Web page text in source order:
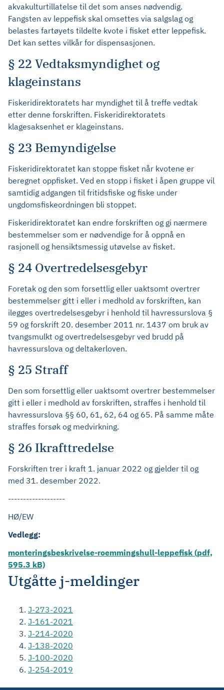
akvakulturtillatelse til det som anses nødvendig.
Fangsten av leppefisk skal omsettes via salgslag og
belastes fartøyets tildelte kvote i fisket etter leppefisk.
Det kan settes vilkår for dispensasjonen.
§ 22 Vedtaksmyndighet og
klageinstans
Fiskeridirektoratets har myndighet til å treffe vedtak
etter denne forskriften. Fiskeridirektoratets
klagesaksenhet er klageinstans.
§ 23 Bemyndigelse
Fiskeridirektoratet kan stoppe fisket når kvotene er
beregnet oppfisket. Ved en stopp i fisket i åpen gruppe vil
samtidig adgangen til fritidsfiske og fiske under
ungdomsfiskeordningen bli stoppet.
Fiskeridirektoratet kan endre forskriften og gi nærmere
bestemmelser som er nødvendige for å oppnå en
rasjonell og hensiktsmessig utøvelse av fisket.
§ 24 Overtredelsesgebyr
Foretak og den som forsettlig eller uaktsomt overtrer
bestemmelser gitt i eller i medhold av forskriften, kan
ilegges overtredelsesgebyr i henhold til havressurslova §
59 og forskrift 20. desember 2011 nr. 1437 om bruk av
tvangsmulkt og overtredelsesgebyr ved brudd på
havressurslova og deltakerloven.
§ 25 Straff
Den som forsettlig eller uaktsomt overtrer bestemmelser
gitt i eller i medhold av forskriften, straffes i henhold til
havressurslova §§ 60, 61, 62, 64 og 65. På samme måte
straffes forsøk og medvirkning.
§ 26 Ikrafttredelse
Forskriften trer i kraft 1. januar 2022 og gjelder til og
med 31. desember 2022.
-------------------
HØ/EW
Vedlegg:
monteringsbeskrivelse-roemmingshull-leppefisk (pdf,
595.3 kB)
Utgåtte j-meldinger
J-273-2021
J-161-2021
J-214-2020
J-138-2020
J-100-2020
J-254-2019